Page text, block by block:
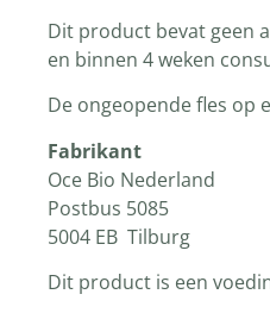
Dit product bevat geen
en binnen 4 weken
De ongeopende fles op
Fabrikant
Oce Bio Nederland
Postbus 5085
5004 EB Tilburg
Dit product is een